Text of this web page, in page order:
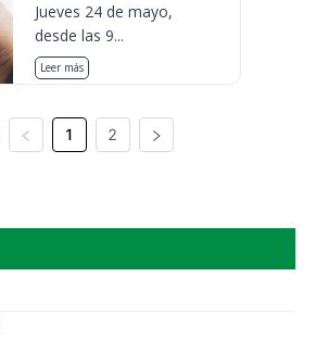
Jueves 24 de mayo,
desde las 9...
Leer más
1 2